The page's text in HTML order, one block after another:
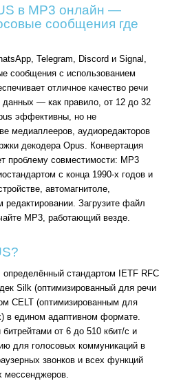
в MP3 онлайн —
сообщения где
Telegram, Discord и Signal,
сообщения с использованием
отличное качество речи
данных — как правило, от 12 до 32
эффективны, но не
медиаплееров, аудиоредакторов
декодера Opus. Конвертация
проблему совместимости: MP3
с конца 1990-х годов и
автомагнитоле,
Загрузите файл
MP3, работающий везде.
стандартом IETF RFC
Silk (оптимизированный для речи
CELT (оптимизированным для
в едином адаптивном формате.
от 6 до 510 кбит/с и
для голосовых коммуникаций в
звонков и всех функций
мессенджеров.